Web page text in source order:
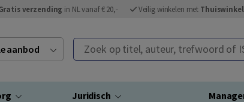
verzending in NL vanaf € 20,- Veilig winkelen met
aanbod Zoek op titel, auteur, trefwoord of ISBN
Juridisch